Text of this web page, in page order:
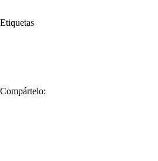
Etiquetas
Compártelo: